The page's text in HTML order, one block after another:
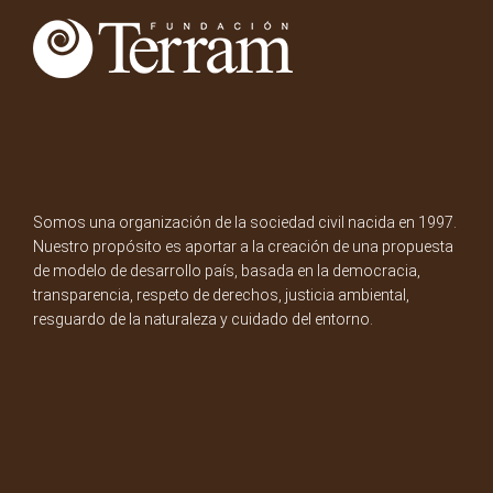
Somos una organización de la sociedad civil nacida en 1997.
Nuestro propósito es aportar a la creación de una propuesta
de modelo de desarrollo país, basada en la democracia,
transparencia, respeto de derechos, justicia ambiental,
resguardo de la naturaleza y cuidado del entorno.